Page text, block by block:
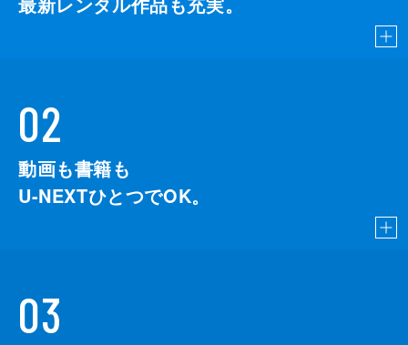
02
動画も書籍も
U-NEXTひとつでOK。
03